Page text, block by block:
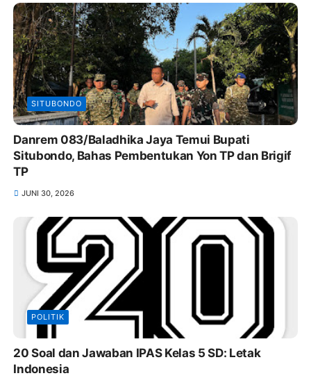
SITUBONDO
Danrem 083/Baladhika Jaya Temui Bupati
Situbondo, Bahas Pembentukan Yon TP dan Brigif
TP
JUNI 30, 2026
POLITIK
20 Soal dan Jawaban IPAS Kelas 5 SD: Letak
Indonesia